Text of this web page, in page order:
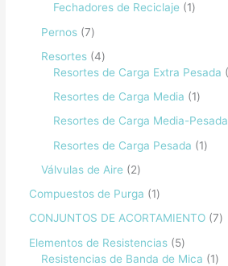
Fechadores de Reciclaje
1
Pernos 7
Resortes 4
Resortes de Carga Extra Pesada
Resortes de Carga Media
1
Resortes de Carga Media-Pesada
Resortes de Carga Pesada
1
Válvulas de Aire
2
Compuestos de Purga
1
CONJUNTOS DE ACORTAMIENTO 7
Elementos de Resistencias
5
Resistencias de Banda de Mica
1